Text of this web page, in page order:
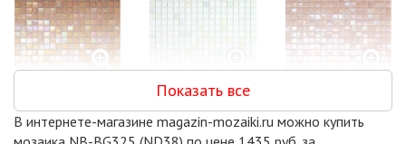
стекло 295x295
6264 руб. / кв.м.
MIX15-WH119
(GLIESE)
стекло 295x295
стекло 295x295
5935 руб. / кв.м.
Показать все
В интернете-магазине magazin-mozaiki.ru можно купить